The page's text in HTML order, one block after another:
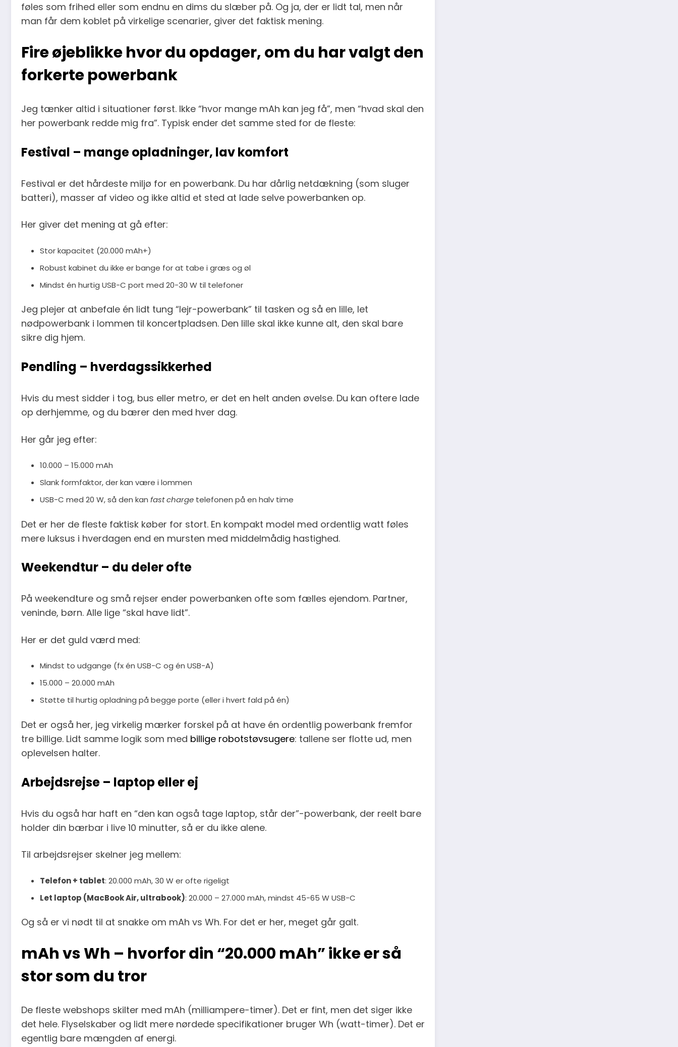
føles som frihed eller som endnu en dims du slæber på. Og ja, der er lidt tal, men når
man får dem koblet på virkelige scenarier, giver det faktisk mening.
Fire øjeblikke hvor du opdager, om du har valgt den
forkerte powerbank
Jeg tænker altid i situationer først. Ikke “hvor mange mAh kan jeg få”, men “hvad skal den
her powerbank redde mig fra”. Typisk ender det samme sted for de fleste:
Festival – mange opladninger, lav komfort
Festival er det hårdeste miljø for en powerbank. Du har dårlig netdækning (som sluger
batteri), masser af video og ikke altid et sted at lade selve powerbanken op.
Her giver det mening at gå efter:
Stor kapacitet (20.000 mAh+)
Robust kabinet du ikke er bange for at tabe i græs og øl
Mindst én hurtig USB-C port med 20-30 W til telefoner
Jeg plejer at anbefale én lidt tung “lejr-powerbank” til tasken og så en lille, let
nødpowerbank i lommen til koncertpladsen. Den lille skal ikke kunne alt, den skal bare
sikre dig hjem.
Pendling – hverdagssikkerhed
Hvis du mest sidder i tog, bus eller metro, er det en helt anden øvelse. Du kan oftere lade
op derhjemme, og du bærer den med hver dag.
Her går jeg efter:
10.000 – 15.000 mAh
Slank formfaktor, der kan være i lommen
USB-C med 20 W, så den kan fast chargetelefonen på en halv time
Det er her de fleste faktisk køber for stort. En kompakt model med ordentlig watt føles
mere luksus i hverdagen end en mursten med middelmådig hastighed.
Weekendtur – du deler ofte
På weekendture og små rejser ender powerbanken ofte som fælles ejendom. Partner,
veninde, børn. Alle lige “skal have lidt”.
Her er det guld værd med:
Mindst to udgange (fx én USB-C og én USB-A)
15.000 – 20.000 mAh
Støtte til hurtig opladning på begge porte (eller i hvert fald på én)
Det er også her, jeg virkelig mærker forskel på at have én ordentlig powerbank fremfor
tre billige. Lidt samme logik som med billige robotstøvsugere: tallene ser flotte ud, men
oplevelsen halter.
Arbejdsrejse – laptop eller ej
Hvis du også har haft en “den kan også tage laptop, står der”-powerbank, der reelt bare
holder din bærbar i live 10 minutter, så er du ikke alene.
Til arbejdsrejser skelner jeg mellem:
Telefon + tablet: 20.000 mAh, 30 W er ofte rigeligt
Let laptop (MacBook Air, ultrabook): 20.000 – 27.000 mAh, mindst 45-65 W USB-C
Og så er vi nødt til at snakke om mAh vs Wh. For det er her, meget går galt.
mAh vs Wh – hvorfor din “20.000 mAh” ikke er så
stor som du tror
De fleste webshops skilter med mAh (milliampere-timer). Det er fint, men det siger ikke
det hele. Flyselskaber og lidt mere nørdede specifikationer bruger Wh (watt-timer). Det er
egentlig bare mængden af energi.